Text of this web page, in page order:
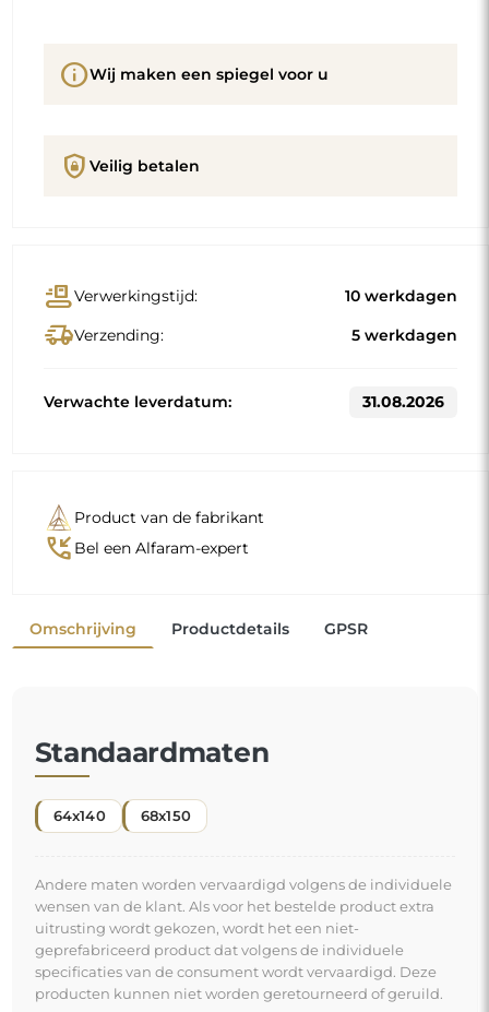
infoWij maken een spiegel voor u
shield_lock Veilig betalen
conveyor_beltVerwerkingstijd: 10 werkdagen
delivery_truck_speedVerzending: 5 werkdagen
Verwachte leverdatum: 31.08.2026
Product van de fabrikant
phone_callback Bel een Alfaram-expert
Omschrijving Productdetails GPSR
Standaardmaten
64x140 68x150
Andere maten worden vervaardigd volgens de individuele
wensen van de klant. Als voor het bestelde product extra
uitrusting wordt gekozen, wordt het een niet-
geprefabriceerd product dat volgens de individuele
specificaties van de consument wordt vervaardigd. Deze
producten kunnen niet worden geretourneerd of geruild.